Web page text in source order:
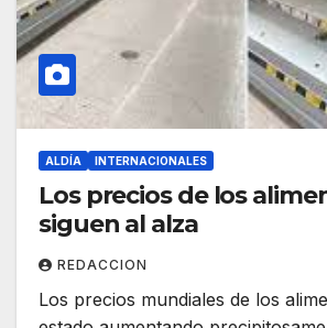
ALDÍA INTERNACIONALES
Los precios de los
siguen al alza
REDACCION
Los precios mundiales de los